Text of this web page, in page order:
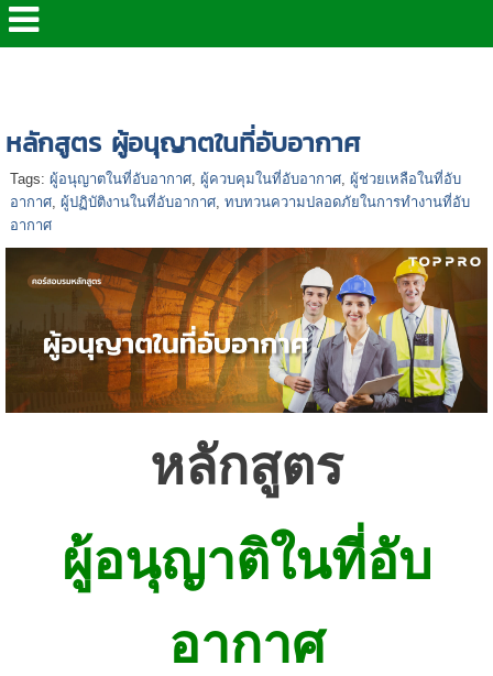
หลักสูตร ผู้อนุญาตในที่อับอากาศ
Tags: ผู้อนุญาตในที่อับอากาศ, ผู้ควบคุมในที่อับอากาศ, ผู้ช่วยเหลือในที่อับ
อากาศ, ผู้ปฏิบัติงานในที่อับอากาศ, ทบทวนความปลอดภัยในการทำงานที่อับ
อากาศ
หลักสูตร
ผู้อนุญาติในที่อับ
อากาศ